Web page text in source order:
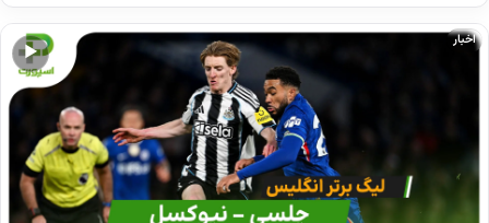
▶
اخبار